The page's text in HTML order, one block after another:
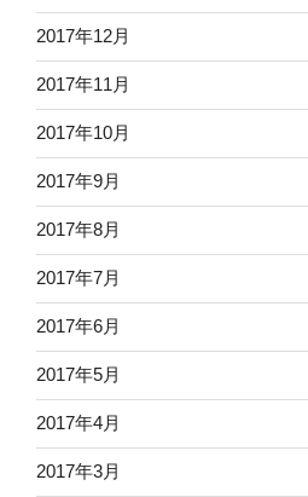
2017年12月
2017年11月
2017年10月
2017年9月
2017年8月
2017年7月
2017年6月
2017年5月
2017年4月
2017年3月